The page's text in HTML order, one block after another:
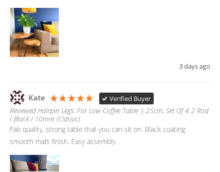
3 days ago
Kate Verified Buyer
Reviewed Hairpin Legs, For Low Coffee Table | 25cm, Set Of 4 2 Rod
/ Black / 10mm (Classic)
Fab quality, strong table that you can sit on. Black coating
smooth matt finish. Easy assembly.